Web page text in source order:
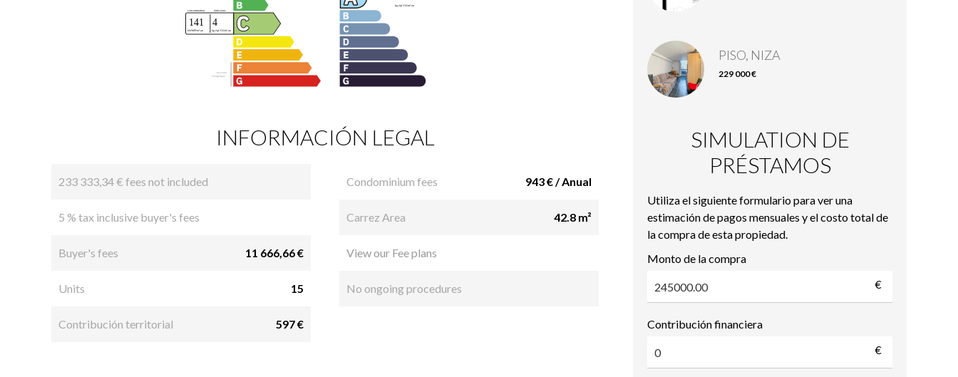
INFORMACIÓN LEGAL
233 333,34 € fees not included
5 % tax inclusive buyer's fees
Buyer's fees 11 666,66 €
Units 15
Contribución territorial 597 €
Condominium fees 943 € / Anual
Carrez Area 42.8 m²
View our Fee plans
No ongoing procedures
PISO, NIZA
229 000 €
SIMULATION DE
PRÉSTAMOS
Utiliza el siguiente formulario para ver una
estimación de pagos mensuales y el costo total de
la compra de esta propiedad.
Monto de la compra
€
Contribución financiera
€